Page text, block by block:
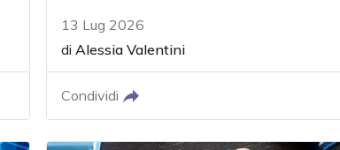
13 Lug 2026
diAlessia Valentini
Condividi